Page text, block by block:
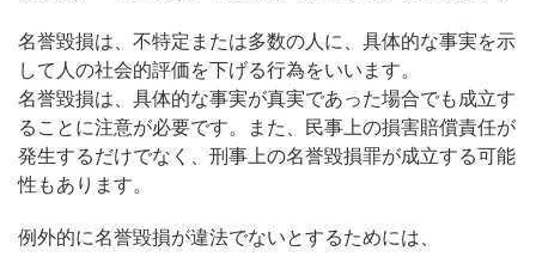
名誉毀損は、不特定または多数の人に、具体的な事実を示
して人の社会的評価を下げる行為をいいます。
名誉毀損は、具体的な事実が真実であった場合でも成立す
ることに注意が必要です。また、民事上の損害賠償責任が
発生するだけでなく、刑事上の名誉毀損罪が成立する可能
性もあります。
例外的に名誉毀損が違法でないとするためには、